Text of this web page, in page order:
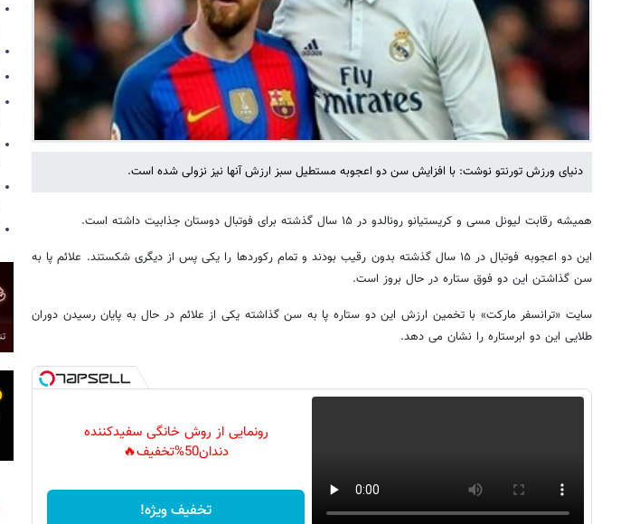
دنیای ورزش تورنتو نوشت: با افزایش سن دو اعجوبه مستطیل سبز ارزش آنها نیز نزولی شده است.
همیشه رقابت لیونل مسی و کریستیانو رونالدو در ۱۵ سال گذشته برای فوتبال دوستان جذابیت داشته است.
این دو اعجوبه فوتبال در ۱۵ سال گذشته بدون رقیب بودند و تمام رکوردها را یکی پس از دیگری شکستند. علائم پا به
سن گذاشتن این دو فوق ستاره در حال بروز است.
سایت «ترانسفر مارکت» با تخمین ارزش این دو ستاره پا به سن گذاشته یکی از علائم در حال به پایان رسیدن دوران
طلایی این دو ابرستاره را نشان می دهد.
رونمایی از روش خانگی سفیدکننده
دندان50%تخفیف🔥
تخفیف ویژه!